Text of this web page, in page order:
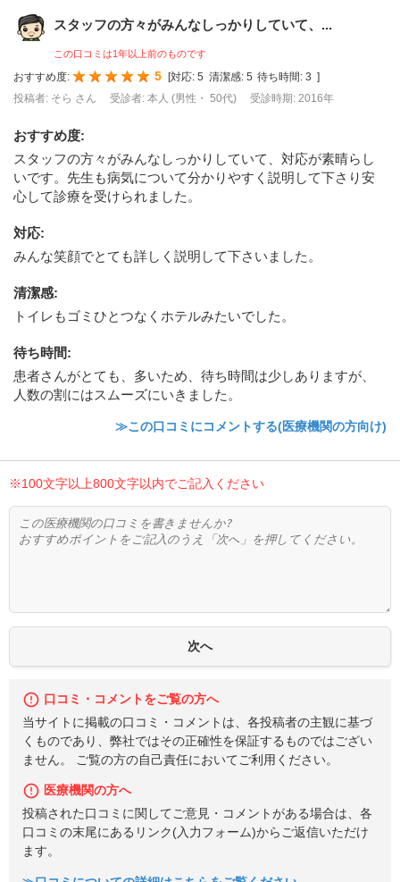
スタッフの方々がみんなしっかりしていて、...
この口コミは1年以上前のものです
おすすめ度: 5 [対応: 5 清潔感: 5 待ち時間: 3 ]
投稿者: そら さん
受診者: 本人 (男性・ 50代) 受診時期: 2016年
おすすめ度:
スタッフの方々がみんなしっかりしていて、対応が素晴らし
いです。先生も病気について分かりやすく説明して下さり安
心して診療を受けられました。
対応:
みんな笑顔でとても詳しく説明して下さいました。
清潔感:
トイレもゴミひとつなくホテルみたいでした。
待ち時間:
患者さんがとても、多いため、待ち時間は少しありますが、
人数の割にはスムーズにいきました。
≫この口コミにコメントする(医療機関の方向け)
※100文字以上800文字以内でご記入ください
口コミ・コメントをご覧の方へ
当サイトに掲載の口コミ・コメントは、各投稿者の主観に基づ
くものであり、弊社ではその正確性を保証するものではござい
ません。 ご覧の方の自己責任においてご利用ください。
医療機関の方へ
投稿された口コミに関してご意見・コメントがある場合は、各
口コミの末尾にあるリンク(入力フォーム)からご返信いただけ
ます。